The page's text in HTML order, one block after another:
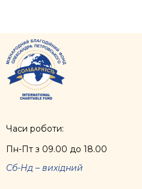
Часи роботи:
Пн-Пт з 09.00 до 18.00
Сб-Нд – вихідний